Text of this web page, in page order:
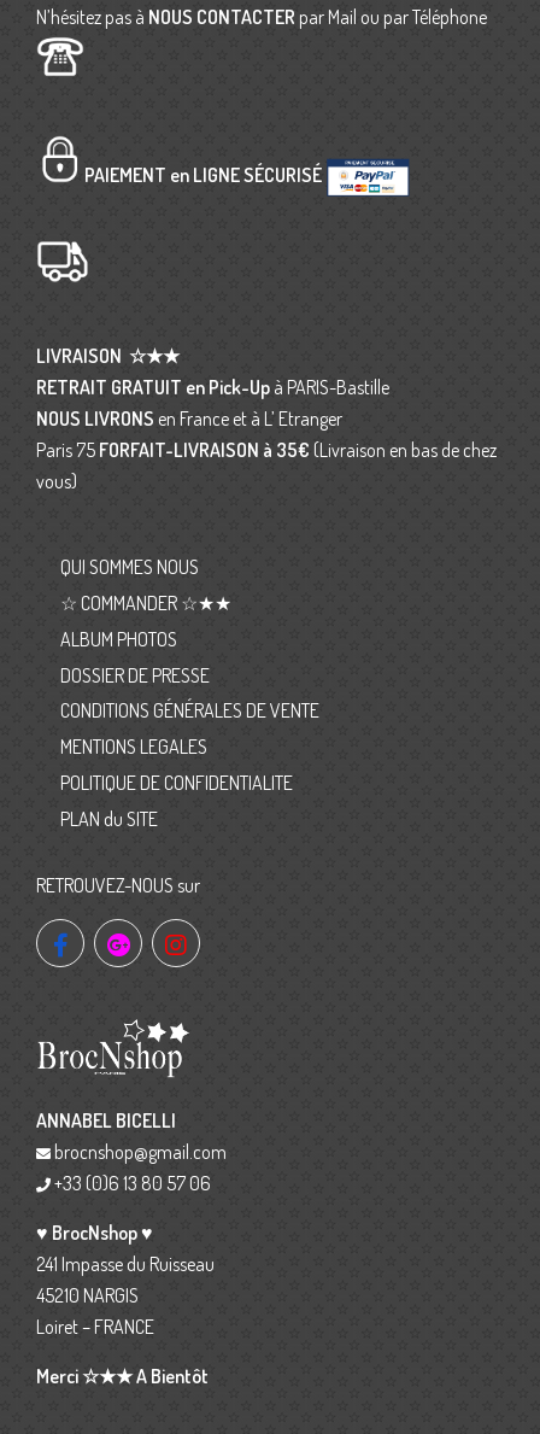
N’hésitez pas à NOUS CONTACTER par Mail ou par Téléphone
PAIEMENT en LIGNE SÉCURISÉ
LIVRAISON ☆★★
RETRAIT GRATUIT en Pick-Up à PARIS-Bastille
NOUS LIVRONS en France et à L’ Etranger
Paris 75 FORFAIT-LIVRAISON à 35€ (Livraison en bas de chez
vous)
QUI SOMMES NOUS
☆ COMMANDER ☆★★
ALBUM PHOTOS
DOSSIER DE PRESSE
CONDITIONS GÉNÉRALES DE VENTE
MENTIONS LEGALES
POLITIQUE DE CONFIDENTIALITE
PLAN du SITE
RETROUVEZ-NOUS sur
ANNABEL BICELLI
brocnshop@gmail.com
+33 (0)6 13 80 57 06
♥ BrocNshop ♥
241 Impasse du Ruisseau
45210 NARGIS
Loiret – FRANCE
Merci ☆★★ A Bientôt